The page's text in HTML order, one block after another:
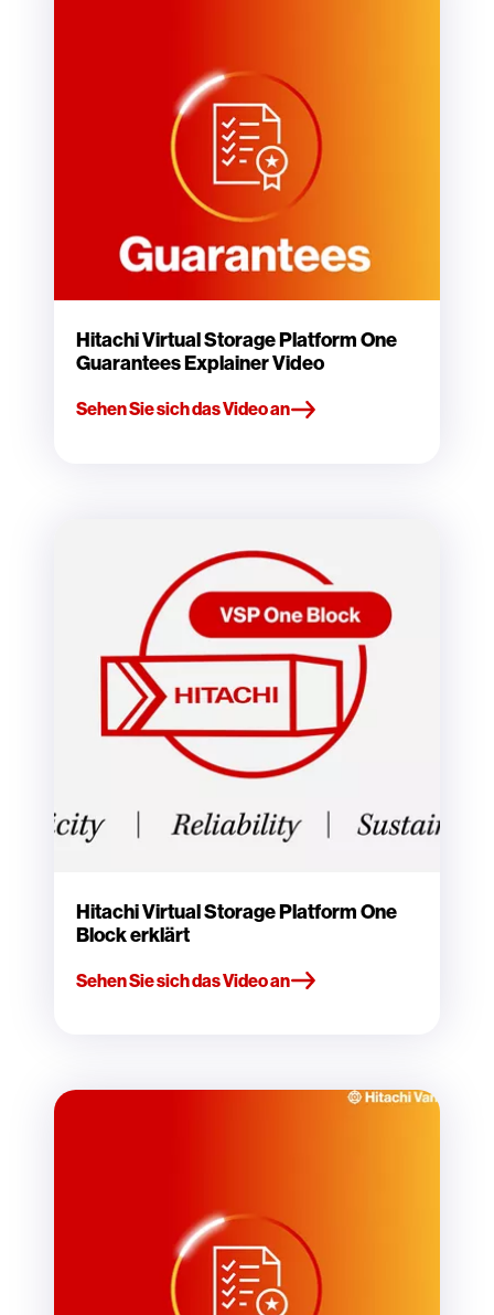
Hitachi Virtual Storage Platform One
Guarantees Explainer Video
Sehen Sie sich das Video an
Hitachi Virtual Storage Platform One
Block erklärt
Sehen Sie sich das Video an